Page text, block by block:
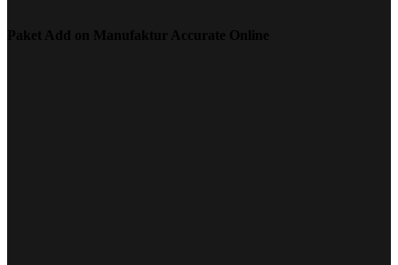
Paket Add on Manufaktur Accurate Online